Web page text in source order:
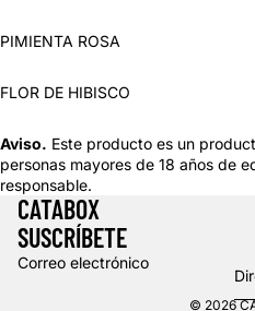
PIMIENTA ROSA
FLOR DE HIBISCO
Aviso. Este producto es un
personas mayores de 18 años de
responsable.
CATABOX
SUSCRÍBETE
Correo electrónico
© 2026